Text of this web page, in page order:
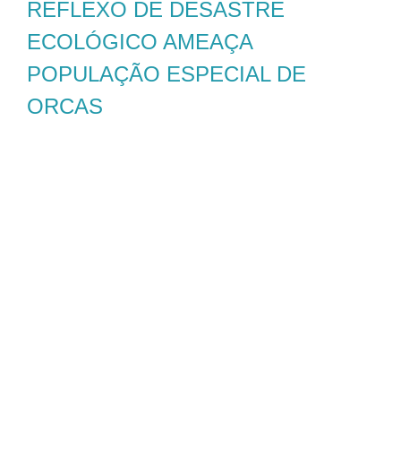
REFLEXO DE DESASTRE
ECOLÓGICO AMEAÇA
POPULAÇÃO ESPECIAL DE
ORCAS